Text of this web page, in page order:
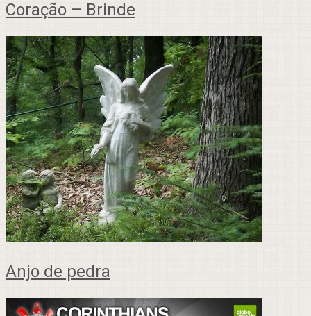
Coração – Brinde
Anjo de pedra